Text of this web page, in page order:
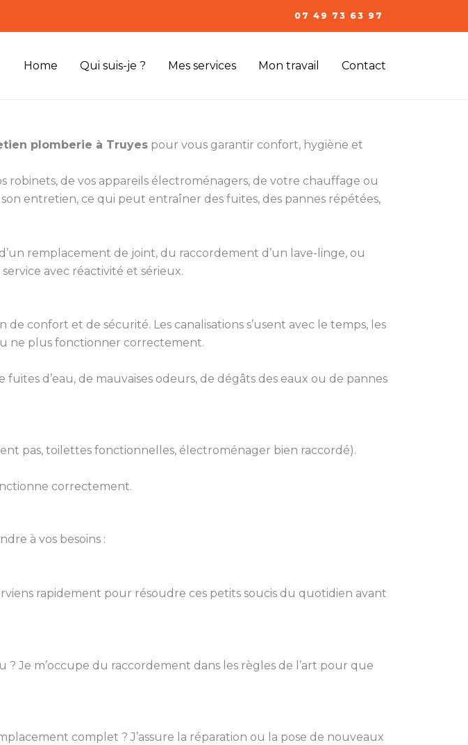
07 49 73 63 97
Home Qui suis-je ? Mes services Mon travail Contact
plomberie à Truyes pour vous garantir confort, hygiène et
de vos appareils électroménagers, de votre chauffage ou
entretien, ce qui peut entraîner des fuites, des pannes répétées,
remplacement de joint, du raccordement d’un lave-linge, ou
avec réactivité et sérieux.
confort et de sécurité. Les canalisations s’usent avec le temps, les
ne plus fonctionner correctement.
fuites d’eau, de mauvaises odeurs, de dégâts des eaux ou de pannes
pas, toilettes fonctionnelles, électroménager bien raccordé).
correctement.
à vos besoins :
rapidement pour résoudre ces petits soucis du quotidien avant
Je m’occupe du raccordement dans les règles de l’art pour que
complet ? J’assure la réparation ou la pose de nouveaux